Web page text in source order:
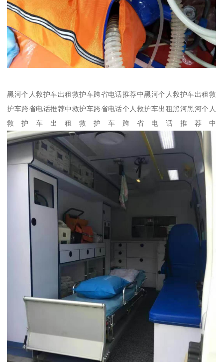
黑河个人救护车出租救护车跨省电话推荐中黑河个人救护车出租救
护车跨省电话推荐中救护车跨省电话个人救护车出租黑河黑河个人
救护车出租救护车跨省电话推荐中